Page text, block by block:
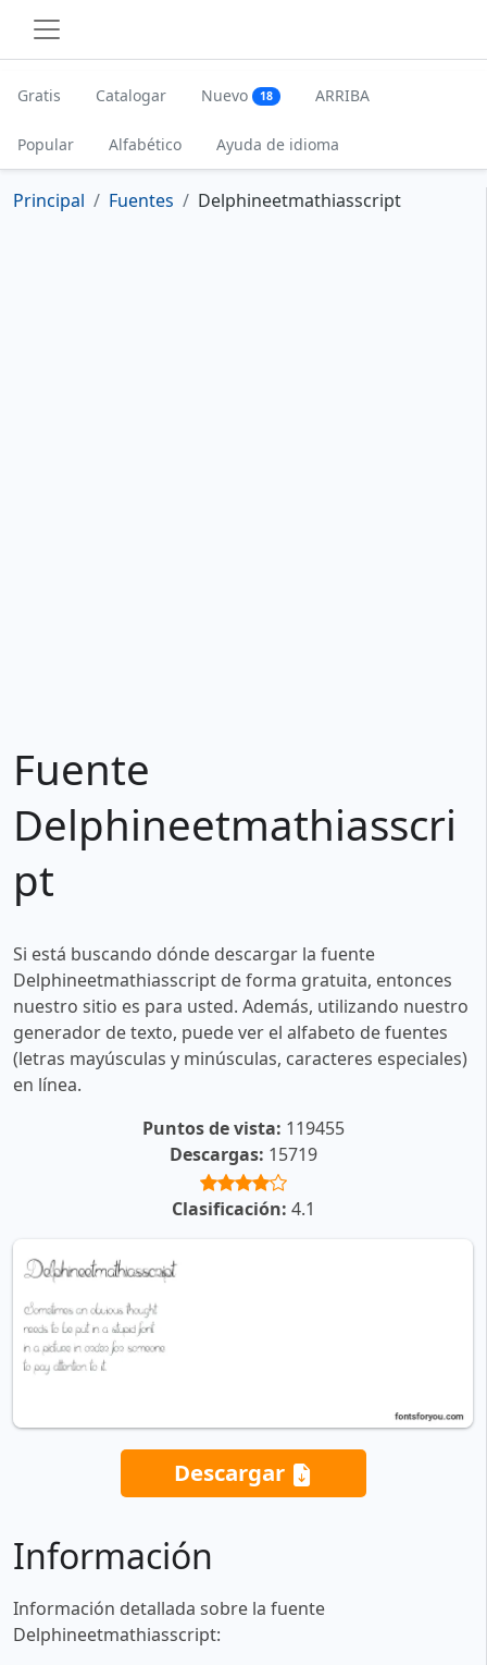
Gratis Catalogar Nuevo 18 ARRIBA
Popular Alfabético Ayuda de idioma
Principal Fuentes Delphineetmathiasscript
Fuente
Delphineetmathiasscri
pt
Si está buscando dónde descargar la fuente
Delphineetmathiasscript de forma gratuita, entonces
nuestro sitio es para usted. Además, utilizando nuestro
generador de texto, puede ver el alfabeto de fuentes
(letras mayúsculas y minúsculas, caracteres especiales)
en línea.
Puntos de vista: 119455
Descargas: 15719
Clasificación: 4.1
Descargar
Información
Información detallada sobre la fuente
Delphineetmathiasscript: